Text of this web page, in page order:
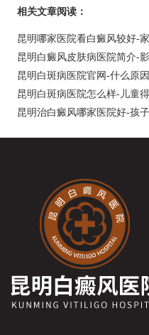
相关文章阅读：
昆明哪家医院看白癜风较好-
昆明白癜风皮肤病医院简介-
昆明白斑病医院官网-什么原
昆明白斑病医院怎么样-儿童
昆明治白癜风哪家医院好-孩